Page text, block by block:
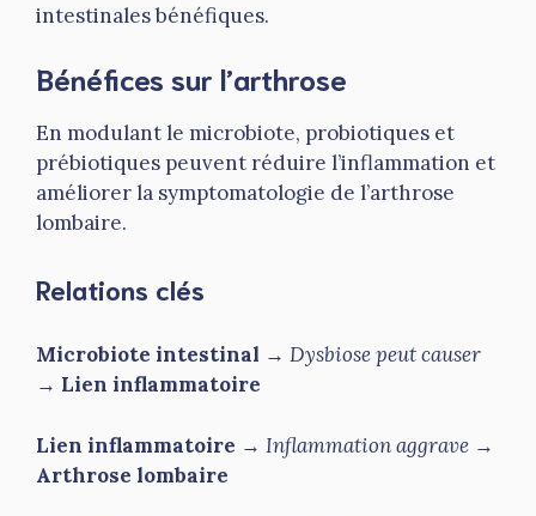
intestinales bénéfiques.
Bénéfices sur l’arthrose
En modulant le microbiote, probiotiques et
prébiotiques peuvent réduire l’inflammation et
améliorer la symptomatologie de l’arthrose
lombaire.
Relations clés
Microbiote intestinal → Dysbiose peut causer
→ Lien inflammatoire
Lien inflammatoire → Inflammation aggrave →
Arthrose lombaire